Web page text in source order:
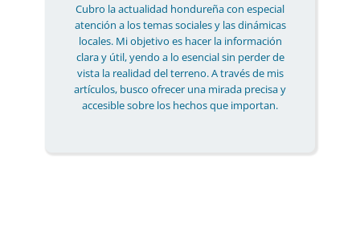
Cubro la actualidad hondureña con especial
atención a los temas sociales y las dinámicas
locales. Mi objetivo es hacer la información
clara y útil, yendo a lo esencial sin perder de
vista la realidad del terreno. A través de mis
artículos, busco ofrecer una mirada precisa y
accesible sobre los hechos que importan.